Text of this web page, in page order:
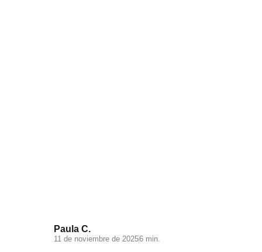
Paula C.
11 de noviembre de 20256 min.